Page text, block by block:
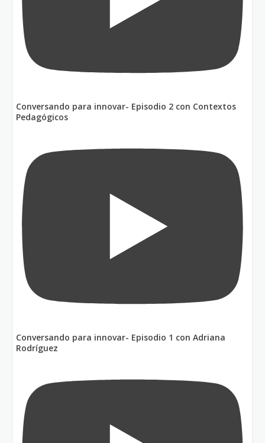
Conversando para innovar- Episodio 2 con Contextos
Pedagógicos
Conversando para innovar- Episodio 1 con Adriana
Rodríguez